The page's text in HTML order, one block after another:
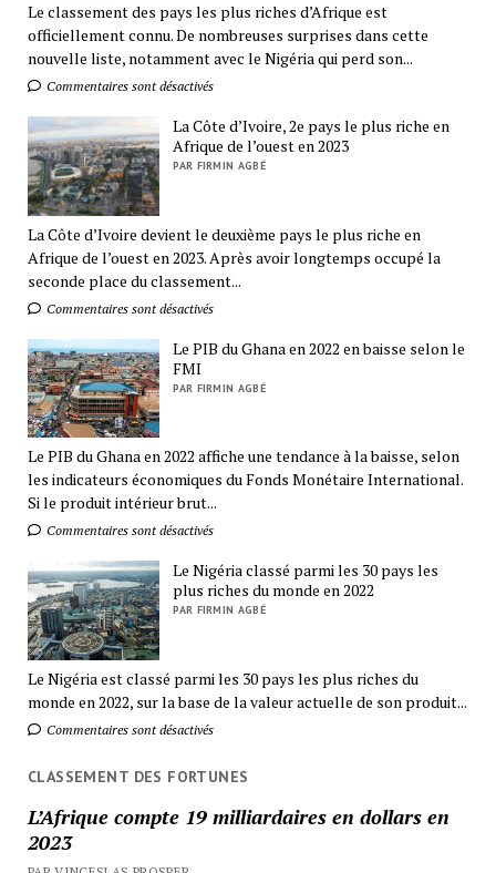
Le classement des pays les plus riches d’Afrique est
officiellement connu. De nombreuses surprises dans cette
nouvelle liste, notamment avec le Nigéria qui perd son...
Commentaires sont désactivés
La Côte d’Ivoire, 2e pays le plus riche en
Afrique de l’ouest en 2023
PAR FIRMIN AGBÉ
La Côte d’Ivoire devient le deuxième pays le plus riche en
Afrique de l’ouest en 2023. Après avoir longtemps occupé la
seconde place du classement...
Commentaires sont désactivés
Le PIB du Ghana en 2022 en baisse selon le
FMI
PAR FIRMIN AGBÉ
Le PIB du Ghana en 2022 affiche une tendance à la baisse, selon
les indicateurs économiques du Fonds Monétaire International.
Si le produit intérieur brut...
Commentaires sont désactivés
Le Nigéria classé parmi les 30 pays les
plus riches du monde en 2022
PAR FIRMIN AGBÉ
Le Nigéria est classé parmi les 30 pays les plus riches du
monde en 2022, sur la base de la valeur actuelle de son produit...
Commentaires sont désactivés
CLASSEMENT DES FORTUNES
L’Afrique compte 19 milliardaires en dollars en
2023